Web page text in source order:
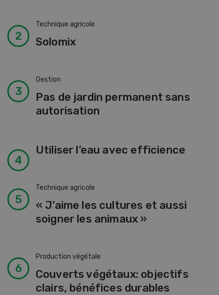
Technique agricole
Solomix
Gestion
Pas de jardin permanent sans
autorisation
Utiliser l’eau avec efficience
Technique agricole
« J’aime les cultures et aussi
soigner les animaux »
Production végétale
Couverts végétaux: objectifs
clairs, bénéfices durables